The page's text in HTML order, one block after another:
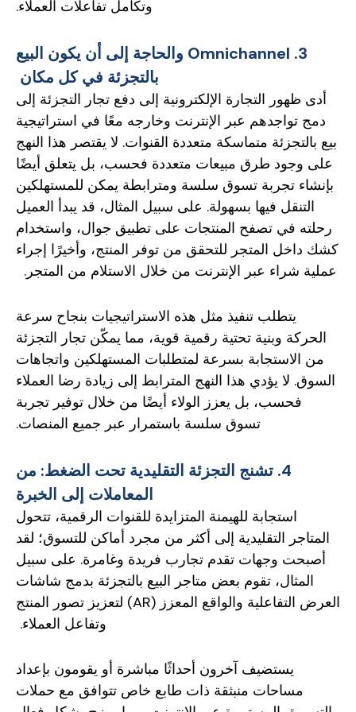
وتكامل تفاعلات العملاء.
3. Omnichannel والحاجة إلى أن يكون البيع
بالتجزئة في كل مكان
أدى ظهور التجارة الإلكترونية إلى دفع تجار التجزئة إلى
دمج تواجدهم عبر الإنترنت وخارجه معًا في استراتيجية
بيع بالتجزئة متماسكة متعددة القنوات. لا يقتصر هذا النهج
على وجود طرق مبيعات متعددة فحسب، بل يتعلق أيضًا
بإنشاء تجربة تسوق سلسة ومترابطة يمكن للمستهلكين
التنقل فيها بسهولة. على سبيل المثال، قد يبدأ العميل
رحلته في تصفح المنتجات على تطبيق جوال، واستخدام
كشك داخل المتجر للتحقق من توفر المنتج، وأخيرًا إجراء
عملية شراء عبر الإنترنت من خلال الاستلام من المتجر.
يتطلب تنفيذ مثل هذه الاستراتيجيات بنجاح سرعة
الحركة وبنية تحتية رقمية قوية، مما يمكّن تجار التجزئة
من الاستجابة بسرعة لمتطلبات المستهلكين واتجاهات
السوق. لا يؤدي هذا النهج المترابط إلى زيادة رضا العملاء
فحسب، بل يعزز الولاء أيضًا من خلال توفير تجربة
تسوق سلسة باستمرار عبر جميع المنصات.
4. تشنج التجزئة التقليدية تحت الضغط: من
المعاملات إلى الخبرة
استجابة للهيمنة المتزايدة للقنوات الرقمية، تتحول
المتاجر التقليدية إلى أكثر من مجرد أماكن للتسوق؛ لقد
أصبحت وجهات تقدم تجارب فريدة وغامرة. على سبيل
المثال، تقوم بعض متاجر البيع بالتجزئة بدمج شاشات
العرض التفاعلية والواقع المعزز (AR) لتعزيز تصور المنتج
وتفاعل العملاء.
يستضيف آخرون أحداثًا مباشرة أو يقومون بإعداد
مساحات منبثقة ذات طابع خاص تتوافق مع حملات